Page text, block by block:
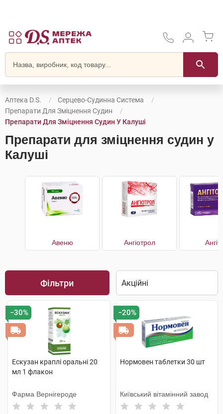
Аптека D.S.
Серцево-Судинна Система
Препарати Для Зміцнення Судин
Препарати Для Зміцнення Судин У Калуші
Препарати для зміцнення судин у
Калуші
Авеню Ангіотрол
Фільтри
−30%
Ескузан краплі оральні 20
мл 1 флакон
Фарма Вернігероде
−20%
Нормовен таблетки 30 шт
Київський вітамінний завод